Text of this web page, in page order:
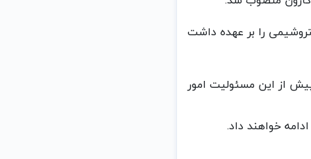
را بر عهده داشت
از این مسئولیت امور
خواهند داد.